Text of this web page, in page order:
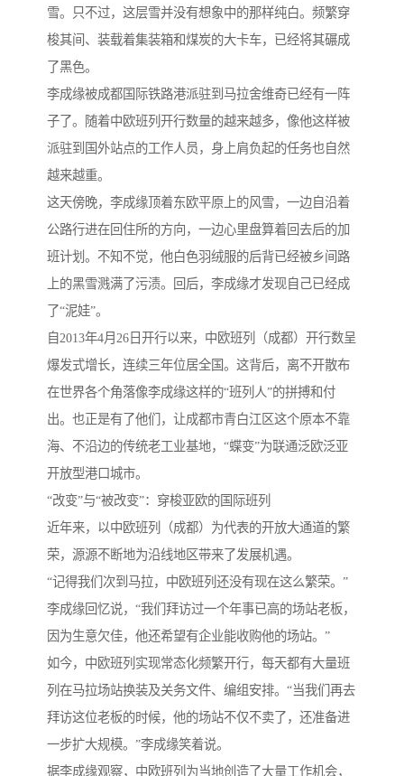
雪。只不过，这层雪并没有想象中的那样纯白。频繁穿
梭其间、装载着集装箱和煤炭的大卡车，已经将其碾成
了黑色。
李成缘被成都国际铁路港派驻到马拉舍维奇已经有一阵
子了。随着中欧班列开行数量的越来越多，像他这样被
派驻到国外站点的工作人员，身上肩负起的任务也自然
越来越重。
这天傍晚，李成缘顶着东欧平原上的风雪，一边自沿着
公路行进在回住所的方向，一边心里盘算着回去后的加
班计划。不知不觉，他白色羽绒服的后背已经被乡间路
上的黑雪溅满了污渍。回后，李成缘才发现自己已经成
了“泥娃”。
自2013年4月26日开行以来，中欧班列（成都）开行数呈
爆发式增长，连续三年位居全国。这背后，离不开散布
在世界各个角落像李成缘这样的“班列人”的拼搏和付
出。也正是有了他们，让成都市青白江区这个原本不靠
海、不沿边的传统老工业基地，“蝶变”为联通泛欧泛亚
开放型港口城市。
“改变”与“被改变”：穿梭亚欧的国际班列
近年来，以中欧班列（成都）为代表的开放大通道的繁
荣，源源不断地为沿线地区带来了发展机遇。
“记得我们次到马拉，中欧班列还没有现在这么繁荣。”
李成缘回忆说，“我们拜访过一个年事已高的场站老板，
因为生意欠佳，他还希望有企业能收购他的场站。”
如今，中欧班列实现常态化频繁开行，每天都有大量班
列在马拉场站换装及关务文件、编组安排。“当我们再去
拜访这位老板的时候，他的场站不仅不卖了，还准备进
一步扩大规模。”李成缘笑着说。
据李成缘观察，中欧班列为当地创造了大量工作机会，